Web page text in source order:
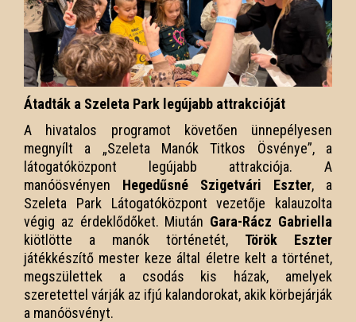
Átadták a Szeleta Park legújabb attrakcióját
A hivatalos programot követően ünnepélyesen
megnyílt a „Szeleta Manók Titkos Ösvénye”, a
látogatóközpont legújabb attrakciója. A
manóösvényen Hegedűsné Szigetvári Eszter, a
Szeleta Park Látogatóközpont vezetője kalauzolta
végig az érdeklődőket. Miután Gara-Rácz Gabriella
kiötlötte a manók történetét, Török Eszter
játékkészítő mester keze által életre kelt a történet,
megszülettek a csodás kis házak, amelyek
szeretettel várják az ifjú kalandorokat, akik körbejárják
a manóösvényt.